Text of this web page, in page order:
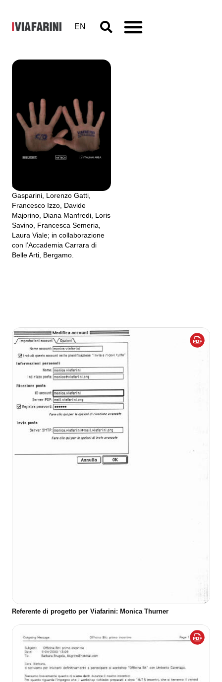
EN
2000
a cura di Umberto Cavenago
Workshop con Mara Belloli,
Chiara Foletto, Marina
Gasparini, Lorenzo Gatti,
Francesco Izzo, Davide
Majorino, Diana Manfredi, Loris
Savino, Francesca Semeria,
Laura Viale; in collaborazione
con l’Accademia Carrara di
Belle Arti, Bergamo.
Referente di progetto per Viafarini: Monica Thurner